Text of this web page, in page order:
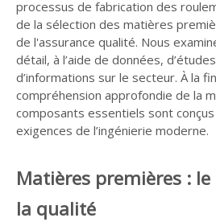
processus de fabrication des
de la sélection des matières
de l'assurance qualité. Nous
détail, à l’aide de données,
d’informations sur le secteur. À la
compréhension approfondie de la
composants essentiels sont
exigences de l’ingénierie moderne.
Matières premières :
la qualité